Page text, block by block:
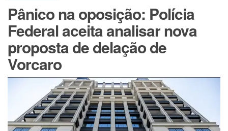
Pânico na oposição: Polícia
Federal aceita analisar nova
proposta de delação de
Vorcaro